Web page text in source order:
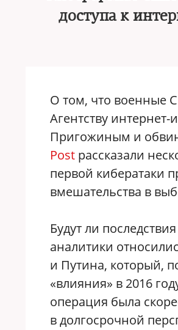
доступа к
О том, что военные
Агентству
Пригожиным и
Post рассказали
первой кибератаки
вмешательства в
Будут ли
аналитики
и Путина, который,
«влияния» в 2016
операция была
в долгосрочной